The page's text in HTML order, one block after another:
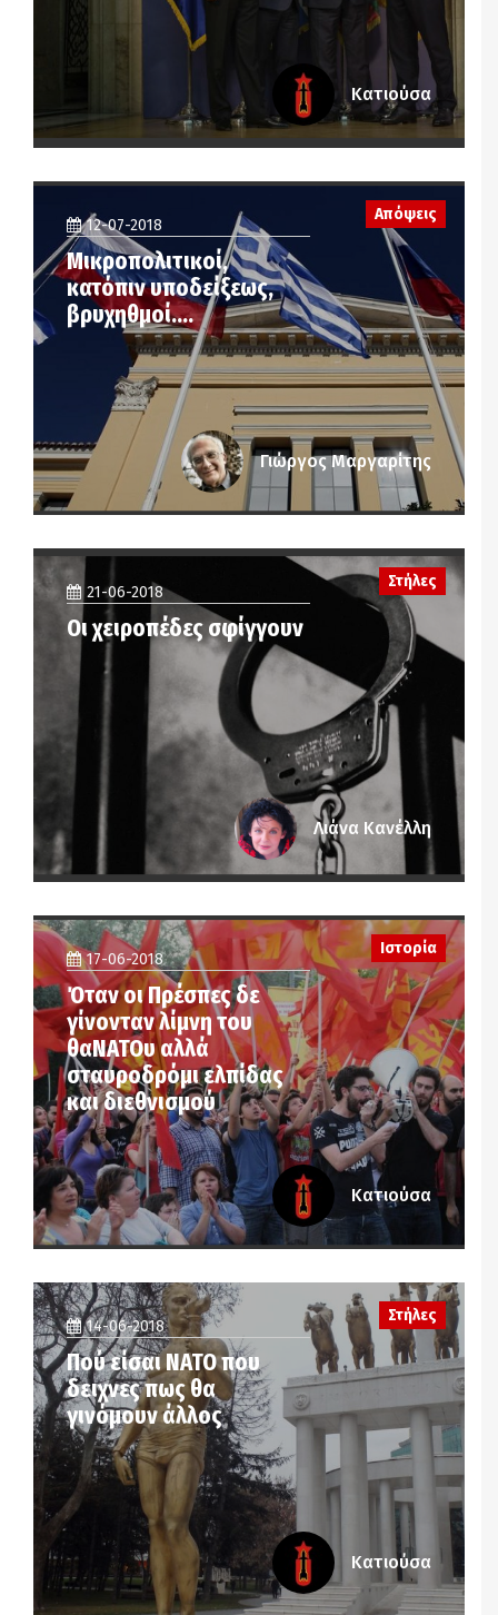
Κατιούσα
12-07-2018
Μικροπολιτικοί,
κατόπιν υποδείξεως,
βρυχηθμοί….
Απόψεις
Γιώργος Μαργαρίτης
21-06-2018
Οι χειροπέδες σφίγγουν
Στήλες
Λιάνα Κανέλλη
17-06-2018
Όταν οι Πρέσπες δε
γίνονταν λίμνη του
θαΝΑΤΟυ αλλά
σταυροδρόμι ελπίδας
και διεθνισμού
Ιστορία
Κατιούσα
14-06-2018
Πού είσαι ΝΑΤΟ που
δειχνες πως θα
γινόμουν άλλος
Στήλες
Κατιούσα